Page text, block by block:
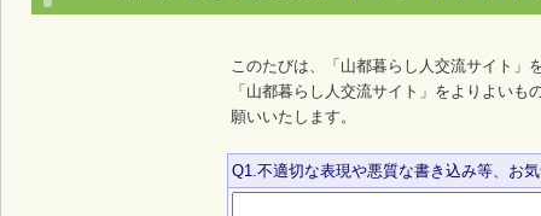
このたびは、「山都暮らし人交流サイト」
「山都暮らし人交流サイト」をよりよい
願いいたします。
Q1.不適切な表現や悪質な書き込み等、お